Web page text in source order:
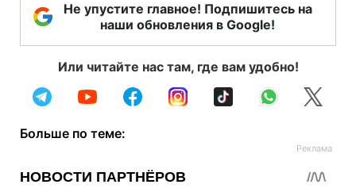
Не упустите главное! Подпишитесь на
наши обновления в Google!
Или читайте нас там, где вам удобно!
Больше по теме: